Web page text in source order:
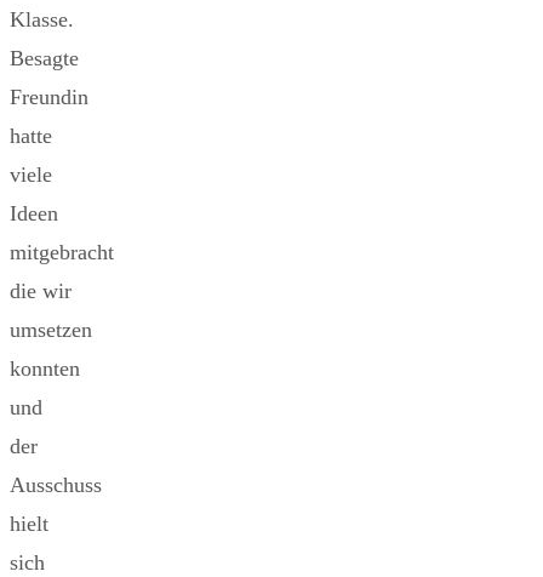
Klasse.
Besagte
Freundin
hatte
viele
Ideen
mitgebracht
die wir
umsetzen
konnten
und
der
Ausschuss
hielt
sich